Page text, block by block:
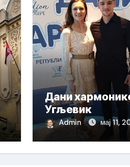
Дани
Угљевик
Admin мај 11,